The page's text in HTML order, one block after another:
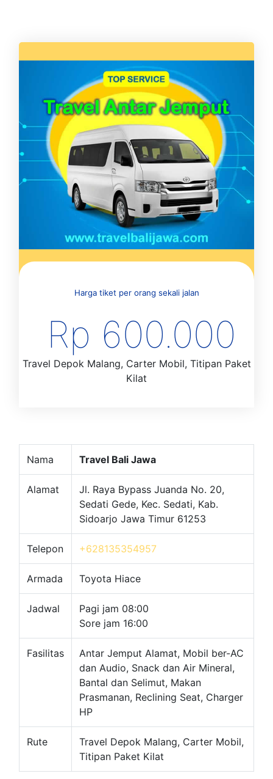
Harga tiket per orang sekali jalan
Rp 600.000
Travel Depok Malang, Carter Mobil, Titipan Paket
Kilat
Nama Travel Bali Jawa
Alamat
Jl. Raya Bypass Juanda No. 20,
Sedati Gede, Kec. Sedati, Kab.
Sidoarjo Jawa Timur 61253
Telepon +628135354957
Armada Toyota Hiace
Jadwal
Pagi jam 08:00
Sore jam 16:00
Fasilitas
Antar Jemput Alamat, Mobil ber-AC
dan Audio, Snack dan Air Mineral,
Bantal dan Selimut, Makan
Prasmanan, Reclining Seat, Charger
HP
Rute
Travel Depok Malang, Carter Mobil,
Titipan Paket Kilat